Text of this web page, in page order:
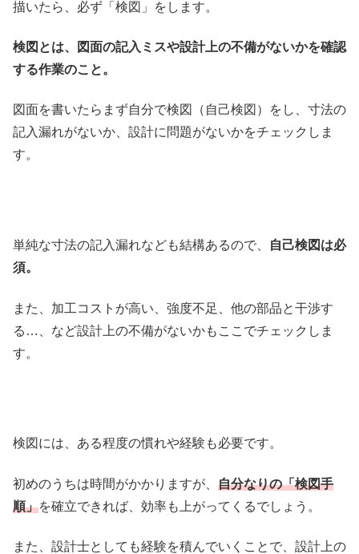
描いたら、必ず「検図」をします。
検図とは、図面の記入ミスや設計上の不備がないかを確認
する作業のこと。
図面を書いたらまず自分で検図（自己検図）をし、寸法の
記入漏れがないか、設計に問題がないかをチェックしま
す。
単純な寸法の記入漏れなども結構あるので、
自己検図は必
須。
また、加工コストが高い、強度不足、他の部品と干渉す
る…、など設計上の不備がないかもここでチェックしま
す。
検図には、ある程度の慣れや経験も必要です。
初めのうちは時間がかかりますが、 自分なりの「検図手
順」を確立できれば、効率も上がってくるでしょう。
また、設計士としても経験を積んでいくことで、設計上の